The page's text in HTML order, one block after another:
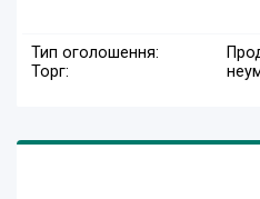
Тип оголошення:
Торг: